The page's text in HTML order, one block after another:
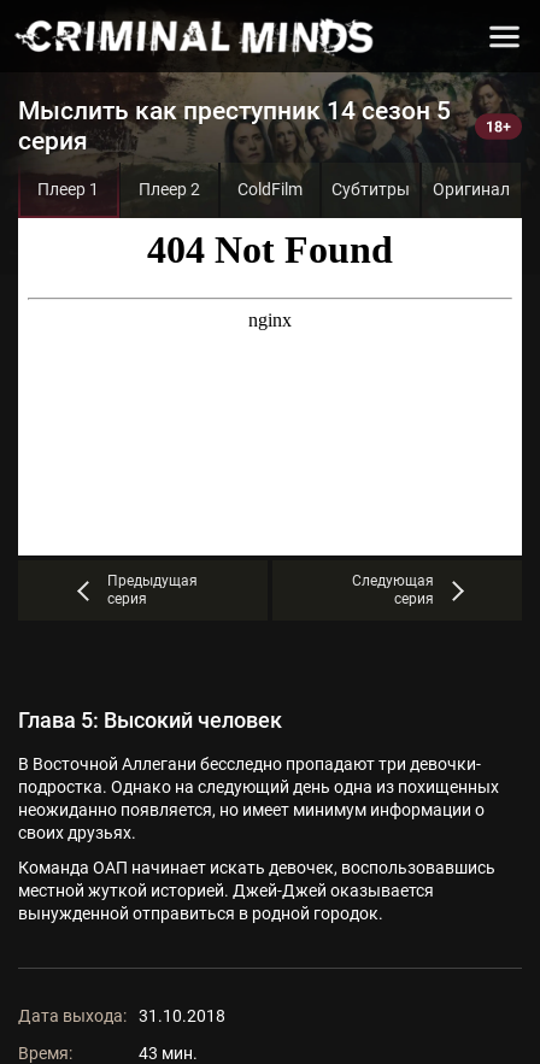
Мыслить как преступник 14 сезон 5
серия
Плеер 1 Плеер 2 ColdFilm Субтитры Оригинал
Предыдущая
серия
Следующая
серия
Глава 5: Высокий человек
В Восточной Аллегани бесследно пропадают три девочки-
подростка. Однако на следующий день одна из похищенных
неожиданно появляется, но имеет минимум информации о
своих друзьях.
Команда ОАП начинает искать девочек, воспользовавшись
местной жуткой историей. Джей-Джей оказывается
вынужденной отправиться в родной городок.
Дата выхода:
31.10.2018
Время:
43 мин.